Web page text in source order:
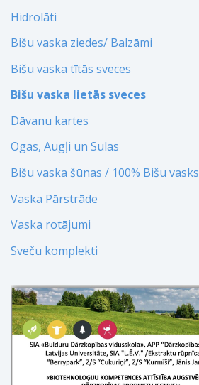
Hidrolāti
Bišu vaska ziedes/ Balzāmi
Bišu vaska tītās sveces
Bišu vaska lietās sveces
Dāvanu kartes
Ogas, Augļi un Sulas
Bišu vaska šūnas / 100% Bišu vasks
Vaska Pārstrāde
Vaska rotājumi
Sveču komplekti